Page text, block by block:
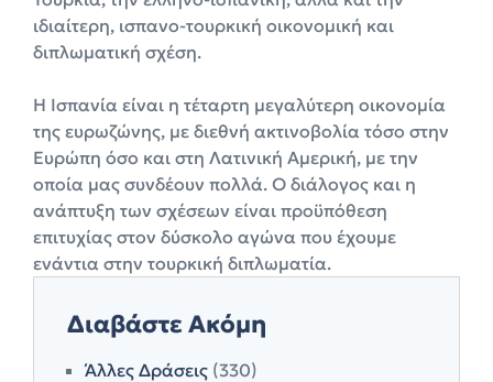
ιδιαίτερη, ισπανο-τουρκική οικονομική και
διπλωματική σχέση.
Η Ισπανία είναι η τέταρτη μεγαλύτερη οικονομία
της ευρωζώνης, με διεθνή ακτινοβολία τόσο στην
Ευρώπη όσο και στη Λατινική Αμερική, με την
οποία μας συνδέουν πολλά. Ο διάλογος και η
ανάπτυξη των σχέσεων είναι προϋπόθεση
επιτυχίας στον δύσκολο αγώνα που έχουμε
ενάντια στην τουρκική διπλωματία.
Διαβάστε Ακόμη
Άλλες Δράσεις (330)